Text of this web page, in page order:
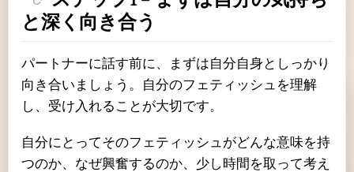
と深く向き合う
パートナーに話す前に、まずは自分自身としっかり
向き合いましょう。自分のフェティッシュを理解
し、受け入れることが大切です。
自分にとってそのフェティッシュがどんな意味を持
つのか、なぜ興奮するのか、少し時間を取って考え